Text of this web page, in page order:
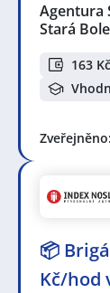
Agentura
Stará
163
📦
Kč/hod